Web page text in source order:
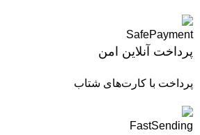
پرداخت آنلاین امن
پرداخت با کارت‌های شتاب